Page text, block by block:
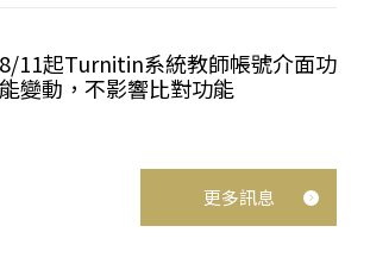
8/11起Turnitin系統教師帳號介面功
能變動，不影響比對功能
更多訊息